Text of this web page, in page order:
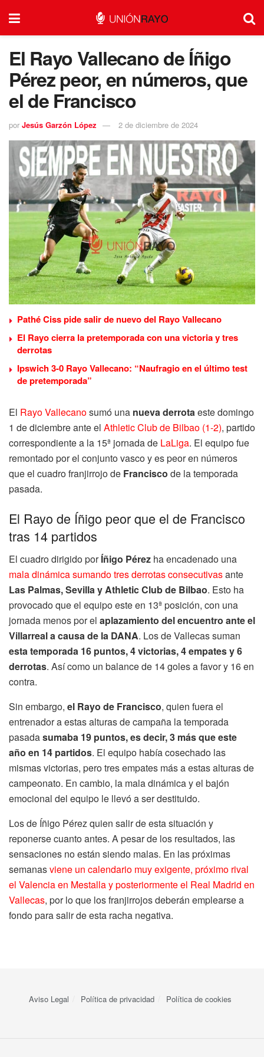
El Rayo Vallecano de Íñigo
Pérez peor, en números, que
el de Francisco
por Jesús Garzón López 2 de diciembre de 2024
Pathé Ciss pide salir de nuevo del Rayo Vallecano
El Rayo cierra la pretemporada con una victoria y tres
derrotas
Ipswich 3-0 Rayo Vallecano: “Naufragio en el último test
de pretemporada”
El Rayo Vallecanosumó una nueva derrotaeste domingo
1 de diciembre ante el Athletic Club de Bilbao (1-2), partido
correspondiente a la 15ª jornada de LaLiga. El equipo fue
remontado por el conjunto vasco y es peor en números
que el cuadro franjirrojo de Francisco de la temporada
pasada.
El Rayo de Íñigo peor que el de Francisco
tras 14 partidos
El cuadro dirigido porÍñigo Pérez ha encadenado una
mala dinámica sumando tres derrotas consecutivasante
Las Palmas, Sevilla y Athletic Club de Bilbao. Esto ha
provocado que el equipo este en 13ª posición, con una
jornada menos por el aplazamiento del encuentro ante el
Villarreal a causa de la DANA. Los de Vallecas suman
esta temporada 16 puntos, 4 victorias, 4 empates y 6
derrotas. Así como un balance de 14 goles a favor y 16 en
contra.
Sin embargo, el Rayo de Francisco, quien fuera el
entrenador a estas alturas de campaña la temporada
pasadasumaba 19 puntos, es decir, 3 más que este
año en 14 partidos. El equipo había cosechado las
mismas victorias, pero tres empates más a estas alturas de
campeonato. En cambio, la mala dinámica y el bajón
emocional del equipo le llevó a ser destituido.
Los de Íñigo Pérez quien salir de esta situación y
reponerse cuanto antes. A pesar de los resultados, las
sensaciones no están siendo malas. En las próximas
semanasviene un calendario muy exigente, próximo rival
el Valencia en Mestalla y posteriormente el Real Madrid en
Vallecas, por lo que los franjirrojos deberán emplearse a
fondo para salir de esta racha negativa.
Aviso Legal Política de privacidad Política de cookies